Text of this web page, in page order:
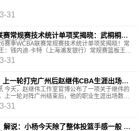
31
赛常规赛技术统计单项奖揭晓：武桐桐助
丽抢断王
赛季WCBA联赛常规赛技术统计单项奖揭晓！常
：钱内迪·卡特（上海浦发银行）常规赛篮板王：
斯-阿伦（大连文体旅）常规赛助攻王：武桐桐
31
上一轮打完广州后赵继伟CBA生涯出场数
场
今天，赵继伟工作室官博公布了一项关于继伟的
上一轮对阵广州结束后，他的职业生涯出场数已
场。前天晚上，辽宁男篮在客场77比93不敌
31
解说：小杨今天除了整体投篮手感一般 其